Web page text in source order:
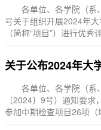
各单位、各学院（系
号关于组织开展2024年
（简称“项目”）进行优
项目（...
关于公布2024年大
各单位、各学院（系
〔2024〕9号）通知要
参加中期检查项目26项
按计划进...